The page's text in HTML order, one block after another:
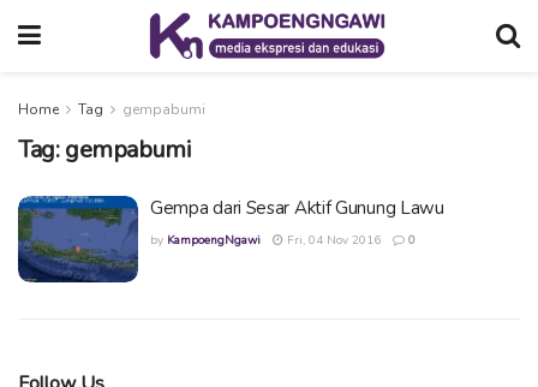
Home Tag gempabumi
Tag:gempabumi
Gempa dari Sesar Aktif Gunung Lawu
by KampoengNgawi Fri, 04 Nov 2016 0